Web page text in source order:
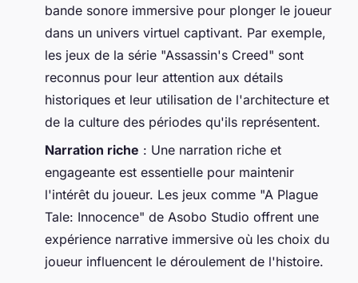
bande sonore immersive pour plonger le joueur
dans un univers virtuel captivant. Par exemple,
les jeux de la série "Assassin's Creed" sont
reconnus pour leur attention aux détails
historiques et leur utilisation de l'architecture et
de la culture des périodes qu'ils représentent.
Narration riche : Une narration riche et
engageante est essentielle pour maintenir
l'intérêt du joueur. Les jeux comme "A Plague
Tale: Innocence" de Asobo Studio offrent une
expérience narrative immersive où les choix du
joueur influencent le déroulement de l'histoire.